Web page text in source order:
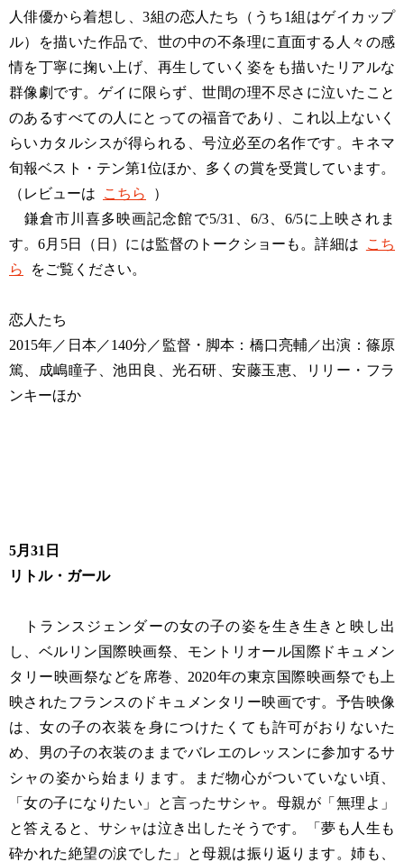
人俳優から着想し、3組の恋人たち（うち1組はゲイカップ
ル）を描いた作品で、世の中の不条理に直面する人々の感
情を丁寧に掬い上げ、再生していく姿をも描いたリアルな
群像劇です。ゲイに限らず、世間の理不尽さに泣いたこと
のあるすべての人にとっての福音であり、これ以上ないく
らいカタルシスが得られる、号泣必至の名作です。キネマ
旬報ベスト・テン第1位ほか、多くの賞を受賞しています。
（レビューは
こちら
）
鎌倉市川喜多映画記念館で5/31、6/3、6/5に上映されま
す。6月5日（日）には監督のトークショーも。詳細は
こち
ら
をご覧ください。
恋人たち
2015年／日本／140分／監督・脚本：橋口亮輔／出演：篠原
篤、成嶋瞳子、池田良、光石研、安藤玉恵、リリー・フラ
ンキーほか
5月31日
リトル・ガール
トランスジェンダーの女の子の姿を生き生きと映し出
し、ベルリン国際映画祭、モントリオール国際ドキュメン
タリー映画祭などを席巻、2020年の東京国際映画祭でも上
映されたフランスのドキュメンタリー映画です。予告映像
は、女の子の衣装を身につけたくても許可がおりないた
め、男の子の衣装のままでバレエのレッスンに参加するサ
シャの姿から始まります。まだ物心がついていない頃、
「女の子になりたい」と言ったサシャ。母親が「無理よ」
と答えると、サシャは泣き出したそうです。「夢も人生も
砕かれた絶望の涙でした」と母親は振り返ります。姉も、